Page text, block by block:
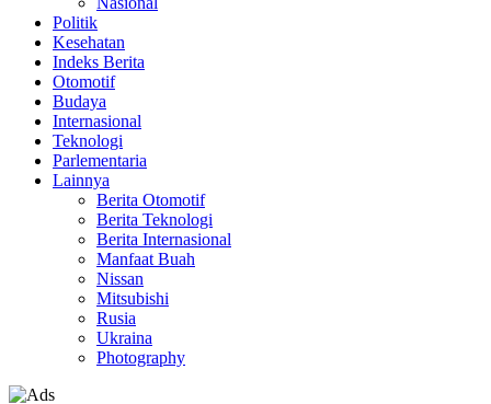
Politik
Kesehatan
Indeks Berita
Otomotif
Budaya
Internasional
Teknologi
Parlementaria
Lainnya
Berita Otomotif
Berita Teknologi
Berita Internasional
Manfaat Buah
Nissan
Mitsubishi
Rusia
Ukraina
Photography